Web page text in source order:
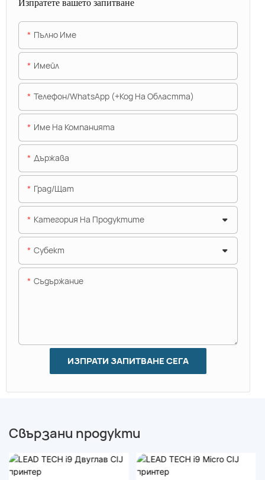
Изпратете вашето запитване
Пълно Име
Имейл
Телефон/WhatsApp (+Код На Областта)
Име На Компанията
Държава
Град/щат
Категория На Продуктите
Субект
Съдържание
ИЗПРАТИ ЗАПИТВАНЕ СЕГА
Свързани продукти